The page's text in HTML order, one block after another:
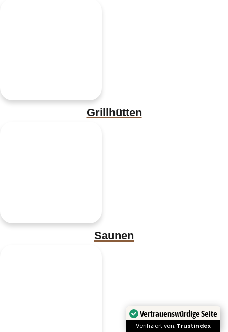
Grillhütten
Saunen
Vertrauenswürdige Seite
Verifiziert von: Trustindex